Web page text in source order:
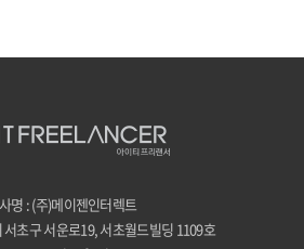
명 : (주)메이젠인터렉트
서초구 서운로19, 서초월드빌딩 1109호